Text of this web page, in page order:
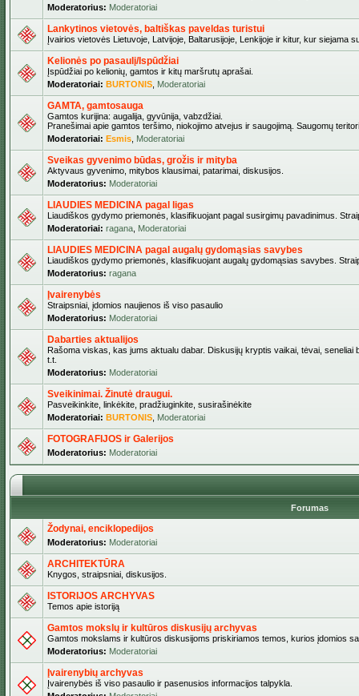
Moderatorius: Moderatoriai
Lankytinos vietovės, baltiškas paveldas turistui
Įvairios vietovės Lietuvoje, Latvijoje, Baltarusijoje, Lenkijoje ir kitur, kur siejama
Kelionės po pasaulį/Ispūdžiai
Įspūdžiai po kelionių, gamtos ir kitų maršrutų aprašai.
Moderatoriai: BURTONIS Moderatoriai
GAMTA, gamtosauga
Gamtos kurijina: augalija, gyvūnija, vabzdžiai.
Pranešimai apie gamtos teršimo, niokojimo atvejus ir saugojimą. Saugomų
Moderatoriai: Esmis Moderatoriai
Sveikas gyvenimo būdas, grožis ir mityba
Aktyvaus gyvenimo, mitybos klausimai, patarimai, diskusijos.
Moderatorius: Moderatoriai
LIAUDIES MEDICINA pagal ligas
Liaudiškos gydymo priemonės, klasifikuojant pagal susirgimų pavadinimus.
Moderatoriai: ragana Moderatoriai
LIAUDIES MEDICINA pagal augalų gydomąsias savybes
Liaudiškos gydymo priemonės, klasifikuojant augalų gydomąsias savybes.
Moderatorius: ragana
Įvairenybės
Straipsniai, įdomios naujienos iš viso pasaulio
Moderatorius: Moderatoriai
Dabarties aktualijos
Rašoma viskas, kas jums aktualu dabar. Diskusijų kryptis vaikai, tėvai, seneliai
t.t.
Moderatorius: Moderatoriai
Sveikinimai. Žinutė draugui.
Pasveikinkite, linkėkite, pradžiuginkite, susirašinėkite
Moderatoriai: BURTONIS Moderatoriai
FOTOGRAFIJOS ir Galerijos
Moderatorius: Moderatoriai
Forumas
Žodynai, enciklopedijos
Moderatorius: Moderatoriai
ARCHITEKTŪRA
Knygos, straipsniai, diskusijos.
ISTORIJOS ARCHYVAS
Temos apie istoriją
Gamtos mokslų ir kultūros diskusijų archyvas
Gamtos mokslams ir kultūros diskusijoms priskiriamos temos, kurios įdomios
Moderatorius: Moderatoriai
Įvairenybių archyvas
Įvairenybės iš viso pasaulio ir pasenusios informacijos talpykla.